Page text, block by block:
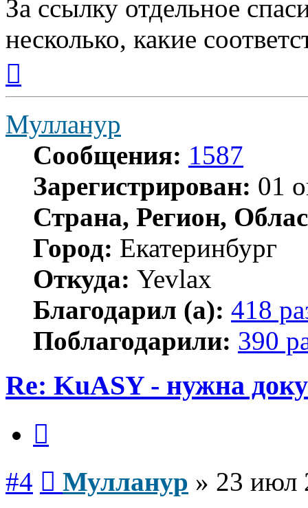
За ссылку отдельное
несколько, какие
началу
Мулланур
Сообщения: 1587
Зарегистрирован: 01
Страна, Регион,
Город: Екатеринбург
Откуда: Yevlax
Благодарил (а): 418
Поблагодарили: 390
Re: KuASY - нужна
#4 Мулланур » 23 июл